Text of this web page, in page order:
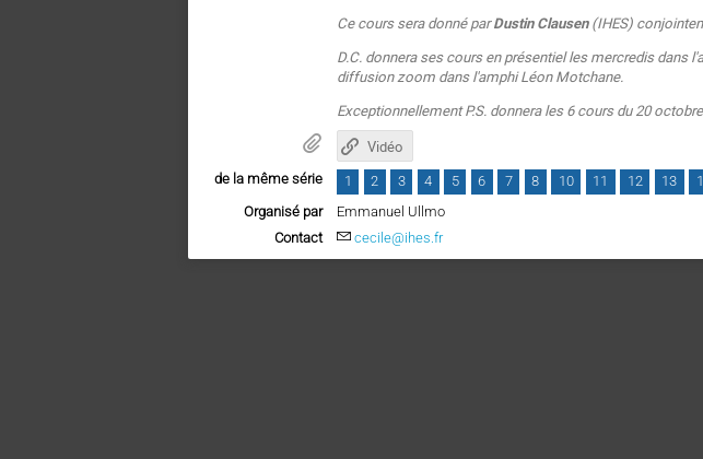
Ce cours sera donné parDustin Clausen(IHES)
D.C. donnera ses cours en présentiel les mercredis dans
diffusion zoom dans l'amphi Léon Motchane.
Exceptionnellement P.S. donnera les 6 cours du 20
Vidéo
de la même série 1 2 3 4 5 6 7 8 10 11 12 13
Organisé par
Emmanuel Ullmo
Contact
cecile@ihes.fr